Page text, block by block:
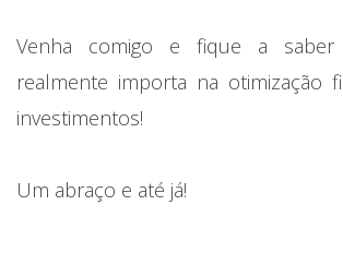
Venha comigo e fique a
realmente importa na otimização
investimentos!
Um abraço e até já!